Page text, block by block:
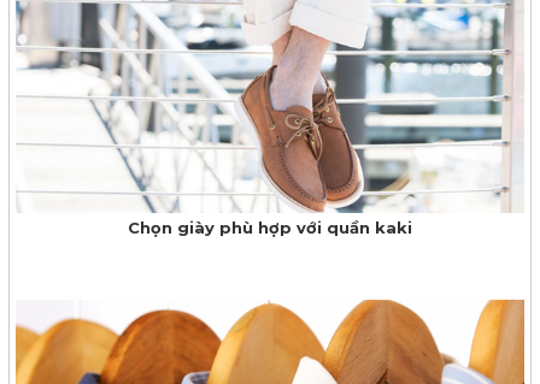
Chọn giày phù hợp với quần kaki